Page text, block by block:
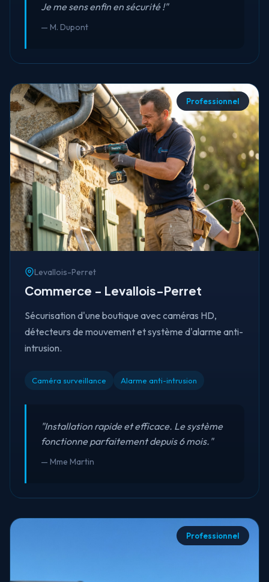
Je me sens enfin en sécurité !"
— M. Dupont
Professionnel
Levallois-Perret
Commerce - Levallois-Perret
Sécurisation d'une boutique avec caméras HD,
détecteurs de mouvement et système d'alarme anti-
intrusion.
Caméra surveillance Alarme anti-intrusion
"Installation rapide et efficace. Le système
fonctionne parfaitement depuis 6 mois."
— Mme Martin
Professionnel